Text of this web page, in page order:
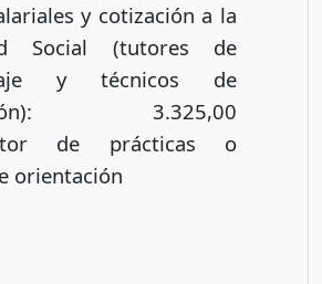
y cotización a la
Social (tutores de
y técnicos de
3.325,00
de prácticas o
orientación